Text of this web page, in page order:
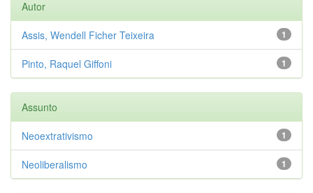
Autor
1
Assis, Wendell Ficher Teixeira
1
Pinto, Raquel Giffoni
Assunto
1
Neoextrativismo
1
Neoliberalismo